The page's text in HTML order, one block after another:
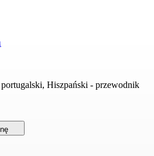
Hiszpański - przewodnik